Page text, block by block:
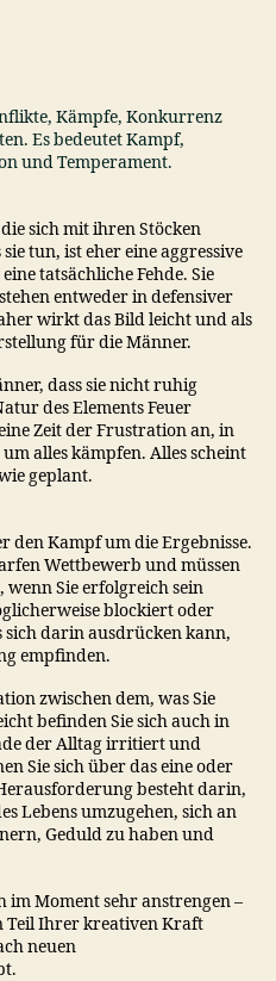
Kämpfe, Konkurrenz
Es bedeutet Kampf,
und Temperament.
sich mit ihren Stöcken
tun, ist eher eine aggressive
tatsächliche Fehde. Sie
entweder in defensiver
wirkt das Bild leicht und als
für die Männer.
dass sie nicht ruhig
des Elements Feuer
Zeit der Frustration an, in
alles kämpfen. Alles scheint
geplant.
den Kampf um die Ergebnisse.
Wettbewerb und müssen
wenn Sie erfolgreich sein
blockiert oder
sich darin ausdrücken kann,
empfinden.
zwischen dem, was Sie
befinden Sie sich auch in
der Alltag irritiert und
Sie sich über das eine oder
besteht darin,
Lebens umzugehen, sich an
Geduld zu haben und
im Moment sehr anstrengen –
Teil Ihrer kreativen Kraft
neuen